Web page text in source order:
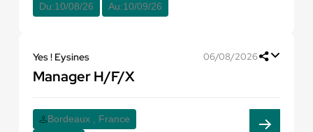
Du:10/08/26 Au:10/09/26
Yes ! Eysines 06/08/2026
Manager H/F/X
Bordeaux , France